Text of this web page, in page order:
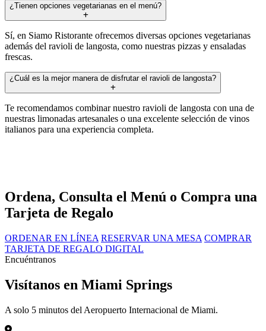
¿Tienen opciones vegetarianas en el menú?
Sí, en Siamo Ristorante ofrecemos diversas opciones vegetarianas
además del ravioli de langosta, como nuestras pizzas y ensaladas
frescas.
¿Cuál es la mejor manera de disfrutar el ravioli de langosta?
Te recomendamos combinar nuestro ravioli de langosta con una de
nuestras limonadas artesanales o una excelente selección de vinos
italianos para una experiencia completa.
Ordena, Consulta el Menú o Compra una
Tarjeta de Regalo
ORDENAR EN LÍNEA RESERVAR UNA MESA COMPRAR
TARJETA DE REGALO DIGITAL
Encuéntranos
Visítanos en Miami Springs
A solo 5 minutos del Aeropuerto Internacional de Miami.